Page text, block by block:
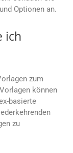
Optionen an.
ich
zum
können
basierte
zu